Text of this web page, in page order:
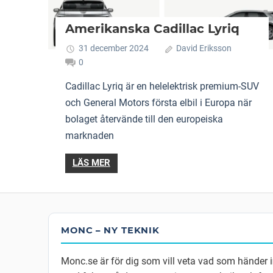
Amerikanska Cadillac Lyriq
31 december 2024
David Eriksson
0
Cadillac Lyriq är en helelektrisk premium-SUV
och General Motors första elbil i Europa när
bolaget återvände till den europeiska
marknaden
LÄS MER
MONC – NY TEKNIK
Monc.se är för dig som vill veta vad som händer